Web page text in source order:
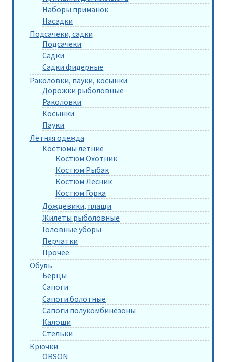
Наборы приманок
Насадки
Подсачеки, садки
Подсачеки
Садки
Садки фидерные
Раколовки, пауки, косынки
Дорожки рыболовные
Раколовки
Косынки
Пауки
Летняя одежда
Костюмы летние
Костюм Охотник
Костюм Рыбак
Костюм Лесник
Костюм Горка
Дождевики, плащи
Жилеты рыболовные
Головные уборы
Перчатки
Прочее
Обувь
Берцы
Сапоги
Сапоги болотные
Сапоги полукомбинезоны
Калоши
Стельки
Крючки
ORSON